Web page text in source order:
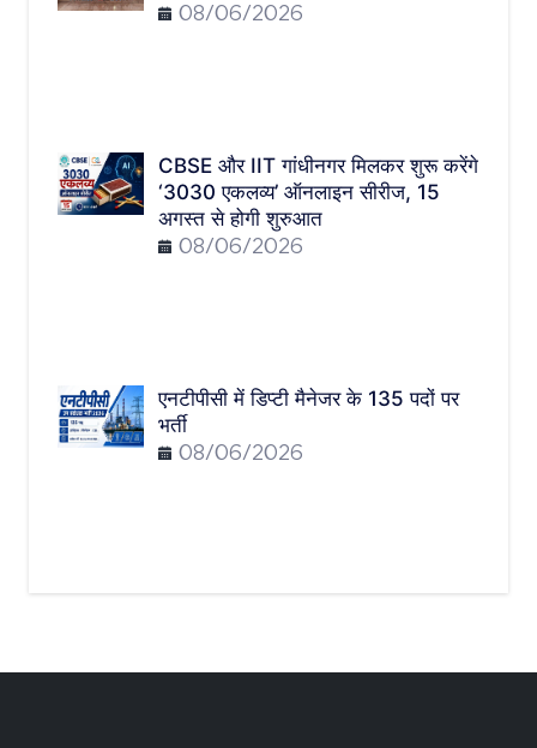
08/06/2026
CBSE और IIT गांधीनगर मिलकर शुरू करेंगे
‘3030 एकलव्य’ ऑनलाइन सीरीज, 15
अगस्त से होगी शुरुआत
08/06/2026
एनटीपीसी में डिप्टी मैनेजर के 135 पदों पर
भर्ती
08/06/2026